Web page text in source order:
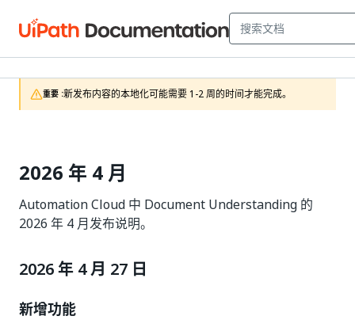
重要 :新发布内容的本地化可能需要 1-2 周的时间才能完成。
2026 年 4 月
Automation Cloud 中 Document Understanding 的
2026 年 4 月发布说明。
2026 年 4 月 27 日
新增功能